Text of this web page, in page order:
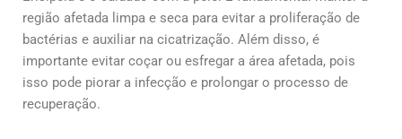
região afetada limpa e seca para evitar a proliferação de
bactérias e auxiliar na cicatrização. Além disso, é
importante evitar coçar ou esfregar a área afetada, pois
isso pode piorar a infecção e prolongar o processo de
recuperação.